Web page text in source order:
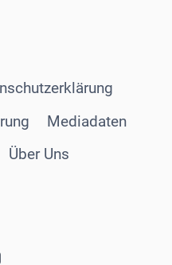
Mediadaten
Über Uns